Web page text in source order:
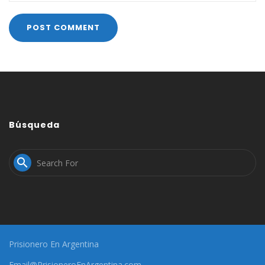
Búsqueda

Prisionero En Argentina